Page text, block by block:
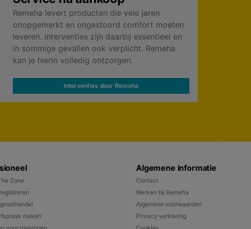
Remeha levert producten die vele jaren
onopgemerkt en ongestoord comfort moeten
leveren. Interventies zijn daarbij essentieel en
in sommige gevallen ook verplicht. Remeha
kan je hierin volledig ontzorgen.
Interventies door Remeha
Zone
maken
Algemene informatie
Contact
Werken bij Remeha
Algemene voorwaarden
Privacy verklaring